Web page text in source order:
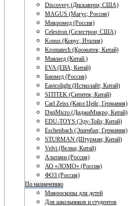
Discovery (Дискавери; США)
MAGUS (Магус; Россия)
Микромед (Россия)
Celestron (Селестрон; США)
Konus (Конус; Италия)
Kromatech (Кроматек; Китай)
Микмед (Китай.)
EVA (ЕВА; Китай)
Биомед (Россия)
Eastcolight (Истколайт; Китай)
SITITEK (Сититек; Китай)
Carl Zeiss (Карл Цейс; Германия)
DigiMicro (ДиджиМикро; Китай)
EDU-TOYS (Эду-Тойз; Китай)
Eschenbach (Эшенбах; Германия)
STURMAN (Штурман; Китай)
Velvi (Велви; Китай)
Альтами (Россия)
АО «ЛОМО» (Россия)
ФОЗ (Россия)
По назначению
Микроскопы для детей
Для школьников и студентов